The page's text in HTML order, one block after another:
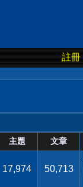
註冊
主題 文章
17,974 50,713